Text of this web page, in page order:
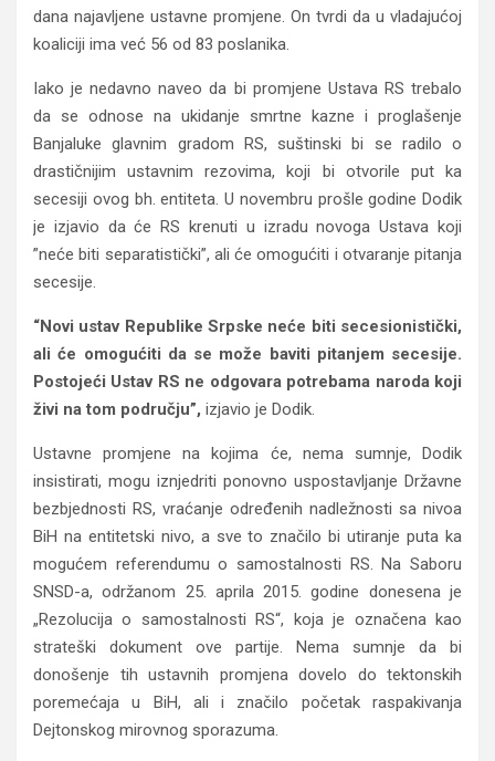
dana najavljene ustavne promjene. On tvrdi da u vladajućoj
koaliciji ima već 56 od 83 poslanika.
Iako je nedavno naveo da bi promjene Ustava RS trebalo
da se odnose na ukidanje smrtne kazne i proglašenje
Banjaluke glavnim gradom RS, suštinski bi se radilo o
drastičnijim ustavnim rezovima, koji bi otvorile put ka
secesiji ovog bh. entiteta. U novembru prošle godine Dodik
je izjavio da će RS krenuti u izradu novoga Ustava koji
”neće biti separatistički”, ali će omogućiti i otvaranje pitanja
secesije.
“Novi ustav Republike Srpske neće biti secesionistički,
ali će omogućiti da se može baviti pitanjem secesije.
Postojeći Ustav RS ne odgovara potrebama naroda koji
živi na tom području”, izjavio je Dodik.
Ustavne promjene na kojima će, nema sumnje, Dodik
insistirati, mogu iznjedriti ponovno uspostavljanje Državne
bezbjednosti RS, vraćanje određenih nadležnosti sa nivoa
BiH na entitetski nivo, a sve to značilo bi utiranje puta ka
mogućem referendumu o samostalnosti RS. Na Saboru
SNSD-a, održanom 25. aprila 2015. godine donesena je
„Rezolucija o samostalnosti RS“, koja je označena kao
strateški dokument ove partije. Nema sumnje da bi
donošenje tih ustavnih promjena dovelo do tektonskih
poremećaja u BiH, ali i značilo početak raspakivanja
Dejtonskog mirovnog sporazuma.